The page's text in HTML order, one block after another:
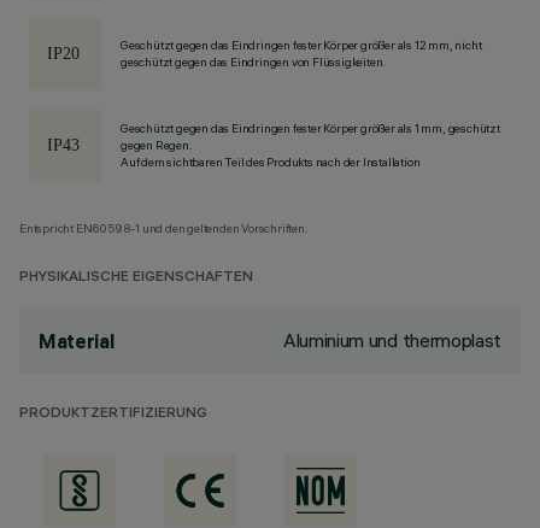
Geschützt gegen das Eindringen fester Körper größer als 12 mm, nicht
geschützt gegen das Eindringen von Flüssigkeiten.
Geschützt gegen das Eindringen fester Körper größer als 1 mm, geschützt
gegen Regen.
Auf dem sichtbaren Teil des Produkts nach der Installation
Entspricht EN60598-1 und den geltenden Vorschriften.
PHYSIKALISCHE EIGENSCHAFTEN
Material Aluminium und thermoplast
PRODUKTZERTIFIZIERUNG